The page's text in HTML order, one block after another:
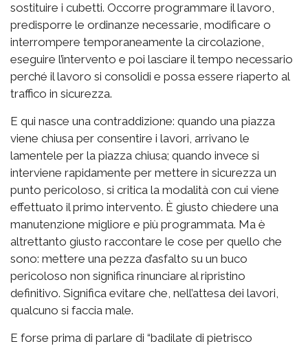
sostituire i cubetti. Occorre programmare il lavoro,
predisporre le ordinanze necessarie, modificare o
interrompere temporaneamente la circolazione,
eseguire l’intervento e poi lasciare il tempo necessario
perché il lavoro si consolidi e possa essere riaperto al
traffico in sicurezza.
E qui nasce una contraddizione: quando una piazza
viene chiusa per consentire i lavori, arrivano le
lamentele per la piazza chiusa; quando invece si
interviene rapidamente per mettere in sicurezza un
punto pericoloso, si critica la modalità con cui viene
effettuato il primo intervento. È giusto chiedere una
manutenzione migliore e più programmata. Ma è
altrettanto giusto raccontare le cose per quello che
sono: mettere una pezza d’asfalto su un buco
pericoloso non significa rinunciare al ripristino
definitivo. Significa evitare che, nell’attesa dei lavori,
qualcuno si faccia male.
E forse prima di parlare di “badilate di pietrisco